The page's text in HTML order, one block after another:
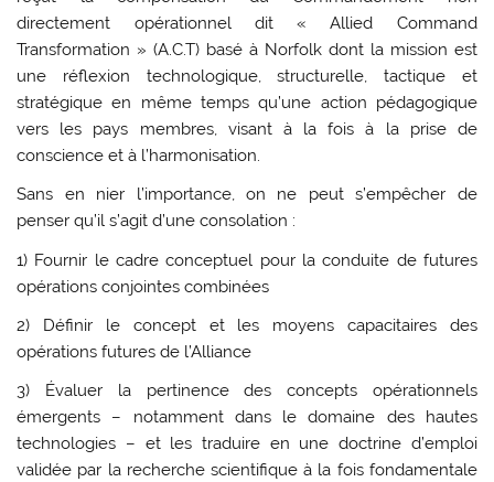
directement opérationnel dit « Allied Command
Transformation » (A.C.T) basé à Norfolk dont la mission est
une réflexion technologique, structurelle, tactique et
stratégique en même temps qu’une action pédagogique
vers les pays membres, visant à la fois à la prise de
conscience et à l’harmonisation.
Sans en nier l’importance, on ne peut s’empêcher de
penser qu’il s’agit d’une consolation :
1) Fournir le cadre conceptuel pour la conduite de futures
opérations conjointes combinées
2) Définir le concept et les moyens capacitaires des
opérations futures de l’Alliance
3) Évaluer la pertinence des concepts opérationnels
émergents – notamment dans le domaine des hautes
technologies – et les traduire en une doctrine d’emploi
validée par la recherche scientifique à la fois fondamentale